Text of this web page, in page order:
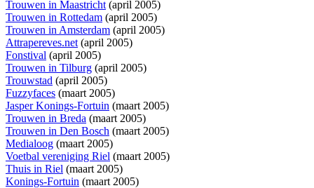
Trouwen in Maastricht(april 2005)
Trouwen in Rottedam (april 2005)
Trouwen in Amsterdam (april 2005)
Attrapereves.net(april 2005)
Fonstival (april 2005)
Trouwen in Tilburg (april 2005)
Trouwstad (april 2005)
Fuzzyfaces (maart 2005)
Jasper Konings-Fortuin (maart 2005)
Trouwen in Breda (maart 2005)
Trouwen in Den Bosch (maart 2005)
Medialoog (maart 2005)
Voetbal vereniging Riel (maart 2005)
Thuis in Riel (maart 2005)
Konings-Fortuin (maart 2005)